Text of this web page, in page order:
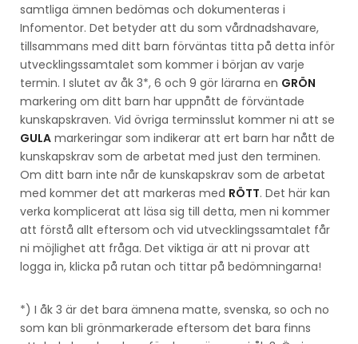
samtliga ämnen bedömas och dokumenteras i
Infomentor. Det betyder att du som vårdnadshavare,
tillsammans med ditt barn förväntas titta på detta inför
utvecklingssamtalet som kommer i början av varje
termin. I slutet av åk 3*, 6 och 9 gör lärarna en GRÖN
markering om ditt barn har uppnått de förväntade
kunskapskraven. Vid övriga terminsslut kommer ni att se
GULA markeringar som indikerar att ert barn har nått de
kunskapskrav som de arbetat med just den terminen.
Om ditt barn inte når de kunskapskrav som de arbetat
med kommer det att markeras med RÖTT. Det här kan
verka komplicerat att läsa sig till detta, men ni kommer
att förstå allt eftersom och vid utvecklingssamtalet får
ni möjlighet att fråga. Det viktiga är att ni provar att
logga in, klicka på rutan och tittar på bedömningarna!
*) I åk 3 är det bara ämnena matte, svenska, so och no
som kan bli grönmarkerade eftersom det bara finns